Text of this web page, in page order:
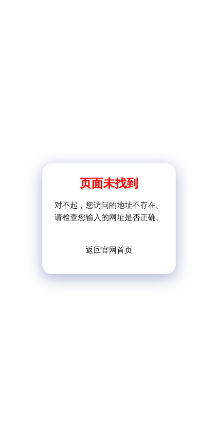
页面未找到
对不起，您访问的地址不存在。
请检查您输入的网址是否正确。
返回官网首页